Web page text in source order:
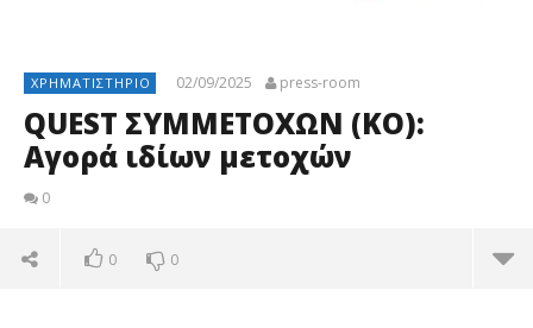
ΧΡΗΜΑΤΙΣΤΉΡΙΟ 02/09/2025 press-room
QUEST ΣΥΜΜΕΤΟΧΩΝ (ΚΟ):
Αγορά ιδίων μετοχών
0
0 0